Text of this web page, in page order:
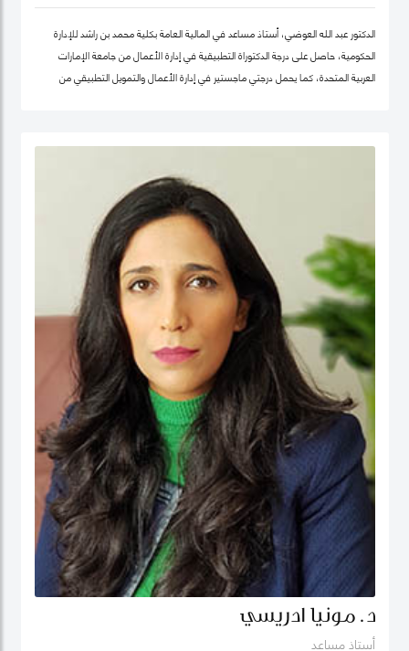
الدكتور عبد الله العوضي، أستاذ مساعد في المالية العامة بكلية محمد بن راشد للإدارة
الحكومية، حاصل على درجة الدكتوراة التطبيقية في إدارة الأعمال من جامعة الإمارات
العربية المتحدة، كما يحمل درجتي ماجستير في إدارة الأعمال والتمويل التطبيقي من
الدكتور عبدالله، مستشار مالي لديه أكثر من 25 عامًا من الخبرة العملية في مجالات: المالية
والقطاع شبه الحكومي، والقطاع الخاص. كما أ، الدكتور عبد الله مدقق حسابات معتمد،
ووكيل ضرائب، وخبير قضائي، ومحكم.
د. مونيا ادريسي
أستاذ مساعد